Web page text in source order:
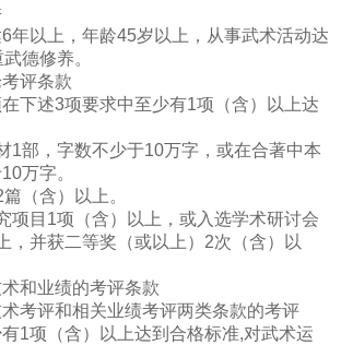
年以上，年龄45岁以上，从事武术活动达
德修养。
评条款
下述3项要求中至少有1项（含）以上达
1部，字数不少于10万字，或在合著中本
万字。
（含）以上。
项目1项（含）以上，或入选学术研讨会
，并获二等奖（或以上）2次（含）以
和业绩的考评条款
考评和相关业绩考评两类条款的考评
1项（含）以上达到合格标准,对武术运